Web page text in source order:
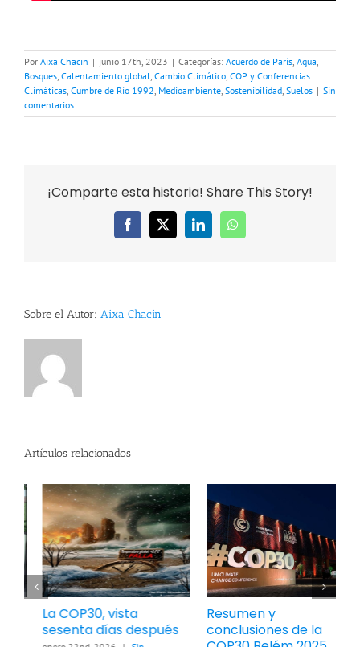
Por Aixa Chacin | junio 17th, 2023 | Categorías: Acuerdo de París Agua
Bosques Calentamiento global Cambio Climático COP y Conferencias
Climáticas Cumbre de Río 1992 Medioambiente Sostenibilidad Suelos | Sin
comentarios
¡Comparte esta historia! Share This Story!
Facebook
X LinkedInWhatsApp
Sobre el Autor: Aixa Chacin
Artículos relacionados
Resumen y
conclusiones de la
Las guerras y sus
consecuencias sobre